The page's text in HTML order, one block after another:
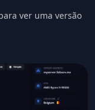
ver uma versão